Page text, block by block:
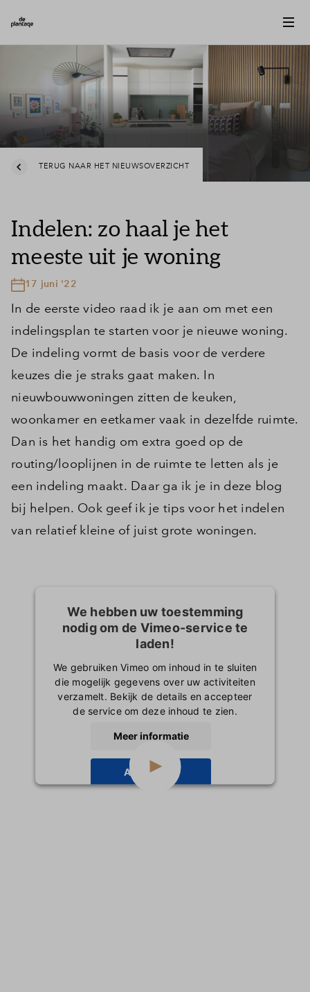
TERUG NAAR HET NIEUWSOVERZICHT
Indelen: zo haal je het
meeste uit je woning
17 juni '22
In de eerste video raad ik je aan om met een
indelingsplan te starten voor je nieuwe woning.
De indeling vormt de basis voor de verdere
keuzes die je straks gaat maken. In
nieuwbouwwoningen zitten de keuken,
woonkamer en eetkamer vaak in dezelfde ruimte.
Dan is het handig om extra goed op de
routing/looplijnen in de ruimte te letten als je
een indeling maakt. Daar ga ik je in deze blog
bij helpen. Ook geef ik je tips voor het indelen
van relatief kleine of juist grote woningen.
We hebben uw toestemming
nodig om de Vimeo-service te
laden!
We gebruiken Vimeo om inhoud in te sluiten
die mogelijk gegevens over uw activiteiten
verzamelt. Bekijk de details en accepteer
de service om deze inhoud te zien.
Meer informatie
Accepteren